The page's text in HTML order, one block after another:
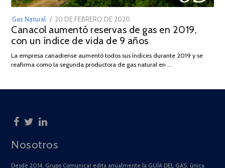
Gas Natural
POSTED
ON
20 DE FEBRERO DE 2020
DE
JULIO
2025
Canacol aumentó reservas de gas en 2019,
con un índice de vida de 9 años
La empresa canadiense aumentó todos sus índices durante 2019 y se
reafirma como la segunda productora de gas natural en …
Nosotros
Desde 2014, Grupo Comunicar edita anualmente la GUÍA DEL GAS, única